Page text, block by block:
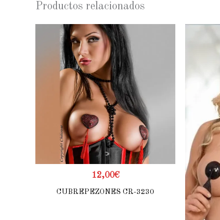
Productos relacionados
12,00€
CUBREPEZONES CR-3230